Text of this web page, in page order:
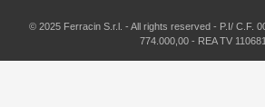
© 2025 Ferracin S.r.l. - All rights reserved - P.I/ C.F.
774.000,00 - REA TV 110681